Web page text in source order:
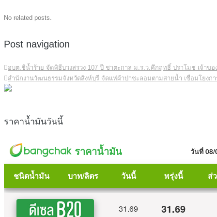
No related posts.
Post navigation
อบต.ชีน้ำร้าย จัดพิธีบวงสรวง 107 ปี ชาตะกาล ม.ร.ว.คึกฤทธิ์ ปราโมช เจ้าขอ
สำนักงานวัฒนธรรมจังหวัดสิงห์บุรี จัดแห่ผ้าป่าชะลอมตามสายน้ำ เชื่อมโยงกา
ราคาน้ำมันวันนี้